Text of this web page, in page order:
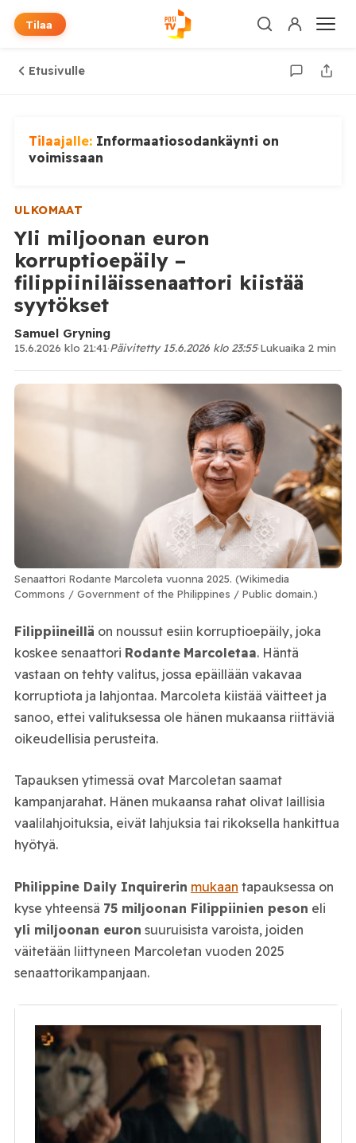
Tilaa
Etusivulle
Tilaajalle: Informaatiosodankäynti on
voimissaan
ULKOMAAT
Yli miljoonan euron
korruptioepäily –
filippiiniläissenaattori kiistää
syytökset
Samuel Gryning
15.6.2026 klo 21:41·Päivitetty 15.6.2026 klo 23:55·Lukuaika 2 min
Senaattori Rodante Marcoleta vuonna 2025. (Wikimedia
Commons / Government of the Philippines / Public domain.)
Filippiineillä on noussut esiin korruptioepäily, joka
koskee senaattori Rodante Marcoletaa. Häntä
vastaan on tehty valitus, jossa epäillään vakavaa
korruptiota ja lahjontaa. Marcoleta kiistää väitteet ja
sanoo, ettei valituksessa ole hänen mukaansa riittäviä
oikeudellisia perusteita.
Tapauksen ytimessä ovat Marcoletan saamat
kampanjarahat. Hänen mukaansa rahat olivat laillisia
vaalilahjoituksia, eivät lahjuksia tai rikoksella hankittua
hyötyä.
Philippine Daily Inquirerin mukaan tapauksessa on
kyse yhteensä 75 miljoonan Filippiinien peson eli
yli miljoonan euron suuruisista varoista, joiden
väitetään liittyneen Marcoletan vuoden 2025
senaattorikampanjaan.